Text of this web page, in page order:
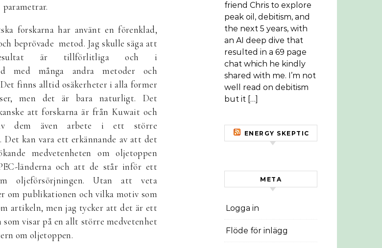
forskarna har använt en förenklad,
beprövade metod. Jag skulle säga att
är tillförlitliga och i
med många andra metoder och
finns alltid osäkerheter i alla former
men det är bara naturligt. Det
att forskarna är från Kuwait och
dem även arbete i ett större
Det kan vara ett erkännande av att det
medvetenheten om oljetoppen
länderna och att de står inför ett
oljeförsörjningen. Utan att veta
om publikationen och vilka motiv som
artikeln, men jag tycker att det är ett
visar på en allt större medvetenhet
om oljetoppen.
friend Chris to explore
peak oil, debitism, and
the next 5 years, with
an AI deep dive that
resulted in a 69 page
chat which he kindly
shared with me. I’m not
well read on debitism
but it […]
ENERGY SKEPTIC
META
Logga in
Flöde för inlägg